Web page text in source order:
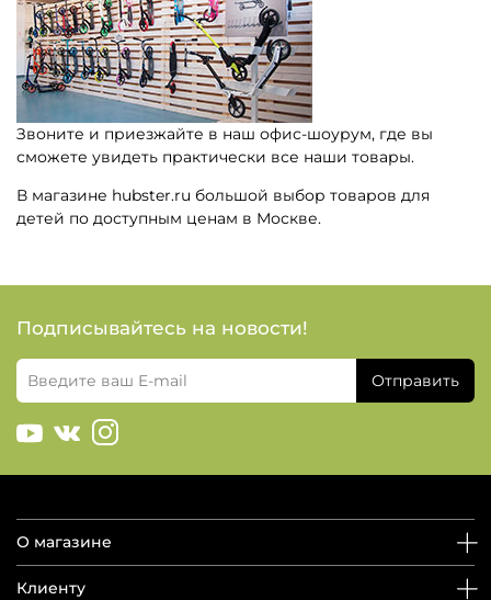
Звоните и приезжайте в наш офис-шоурум, где вы
сможете увидеть практически все наши товары.
В магазине hubster.ru большой выбор товаров для
детей по доступным ценам в Москве.
Подписывайтесь на новости!
Отправить
О магазине
Клиенту